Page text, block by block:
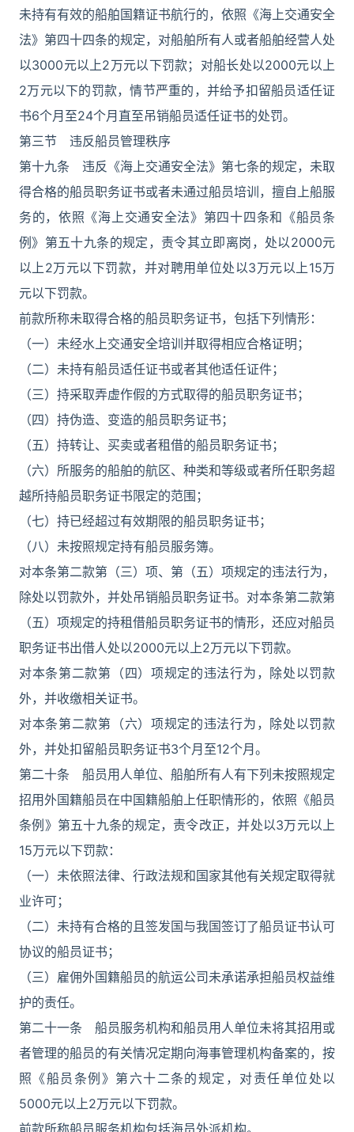
未持有有效的船舶国籍证书航行的，依照《海上交通安全
法》第四十四条的规定，对船舶所有人或者船舶经营人处
以3000元以上2万元以下罚款；对船长处以2000元以上
2万元以下的罚款，情节严重的，并给予扣留船员适任证
书6个月至24个月直至吊销船员适任证书的处罚。
第三节 违反船员管理秩序
第十九条 违反《海上交通安全法》第七条的规定，未取
得合格的船员职务证书或者未通过船员培训，擅自上船服
务的，依照《海上交通安全法》第四十四条和《船员条
例》第五十九条的规定，责令其立即离岗，处以2000元
以上2万元以下罚款，并对聘用单位处以3万元以上15万
元以下罚款。
前款所称未取得合格的船员职务证书，包括下列情形：
（一）未经水上交通安全培训并取得相应合格证明；
（二）未持有船员适任证书或者其他适任证件；
（三）持采取弄虚作假的方式取得的船员职务证书；
（四）持伪造、变造的船员职务证书；
（五）持转让、买卖或者租借的船员职务证书；
（六）所服务的船舶的航区、种类和等级或者所任职务超
越所持船员职务证书限定的范围；
（七）持已经超过有效期限的船员职务证书；
（八）未按照规定持有船员服务簿。
对本条第二款第（三）项、第（五）项规定的违法行为，
除处以罚款外，并处吊销船员职务证书。对本条第二款第
（五）项规定的持租借船员职务证书的情形，还应对船员
职务证书出借人处以2000元以上2万元以下罚款。
对本条第二款第（四）项规定的违法行为，除处以罚款
外，并收缴相关证书。
对本条第二款第（六）项规定的违法行为，除处以罚款
外，并处扣留船员职务证书3个月至12个月。
第二十条 船员用人单位、船舶所有人有下列未按照规定
招用外国籍船员在中国籍船舶上任职情形的，依照《船员
条例》第五十九条的规定，责令改正，并处以3万元以上
15万元以下罚款：
（一）未依照法律、行政法规和国家其他有关规定取得就
业许可；
（二）未持有合格的且签发国与我国签订了船员证书认可
协议的船员证书；
（三）雇佣外国籍船员的航运公司未承诺承担船员权益维
护的责任。
第二十一条 船员服务机构和船员用人单位未将其招用或
者管理的船员的有关情况定期向海事管理机构备案的，按
照《船员条例》第六十二条的规定，对责任单位处以
5000元以上2万元以下罚款。
前款所称船员服务机构包括海员外派机构。